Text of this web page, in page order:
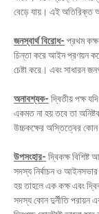
বেড়ে যায়। এই অতিরিক্ত
জনস্বার্থ বিরোধ- প্রথম কক্ষ
চিন্তা করে আইন প্রণয়ন
চেষ্টা করে। এবং সাধারন
অনাবশ্যক- দ্বিতীয় পক্ষ
একমত না হয় তবে তা
উচ্চকক্ষের অস্তিত্বের কোন
উপসংহার- দ্বিকক্ষ
সদস্য নির্বাচন ও আইনসভার
হয় তাহলে এক কক্ষ এবং
সদস্য কোন দুর্নীতি পরায়ন